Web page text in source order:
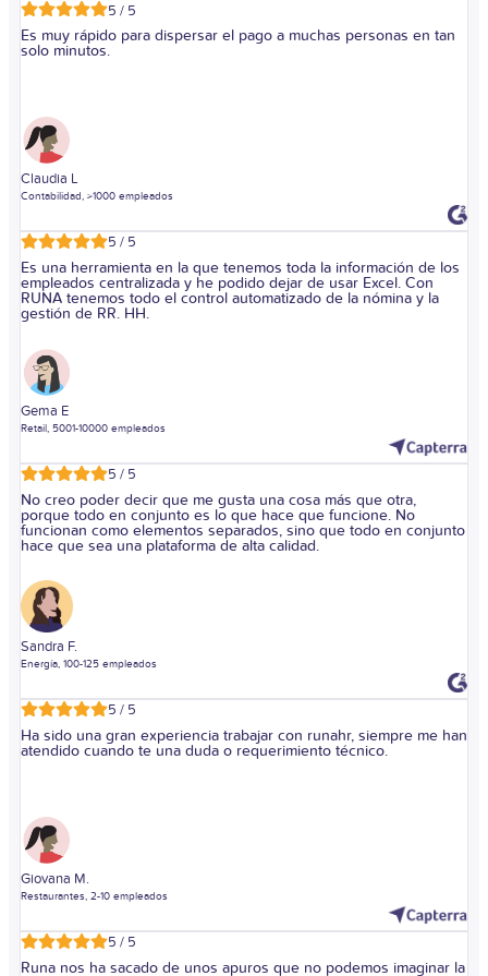
5 / 5
Es muy rápido para dispersar el pago a muchas personas en tan
solo minutos.
Claudia L
Contabilidad, >1000 empleados
5 / 5
Es una herramienta en la que tenemos toda la información de los
empleados centralizada y he podido dejar de usar Excel. Con
RUNA tenemos todo el control automatizado de la nómina y la
gestión de RR. HH.
Gema E
Retail, 5001-10000 empleados
5 / 5
No creo poder decir que me gusta una cosa más que otra,
porque todo en conjunto es lo que hace que funcione. No
funcionan como elementos separados, sino que todo en conjunto
hace que sea una plataforma de alta calidad.
Sandra F.
Energía, 100-125 empleados
5 / 5
Ha sido una gran experiencia trabajar con runahr, siempre me han
atendido cuando te una duda o requerimiento técnico.
Giovana M.
Restaurantes, 2-10 empleados
5 / 5
Runa nos ha sacado de unos apuros que no podemos imaginar la